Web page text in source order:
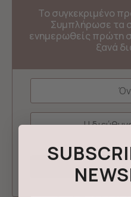
Το συγκεκριμένο
Συμπλήρωσε τα
ενημερωθείς πρώτη
ξανά